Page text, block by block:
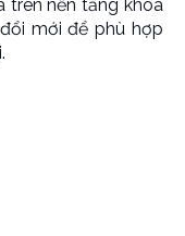
trên nền tảng khoa
mới để phù hợp